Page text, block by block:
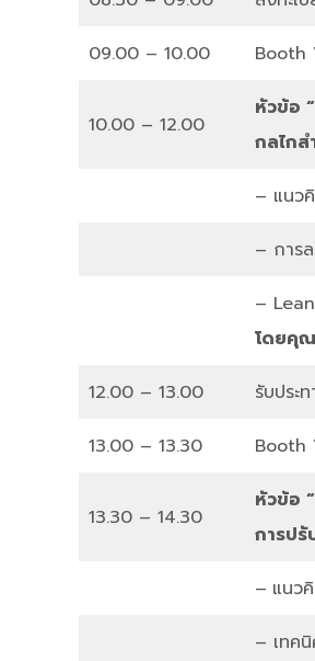
09.00 – 10.00 Booth
10.00 – 12.00
หัวข้อ
กลไก
– แนว
– การ
–
โดยคุ
12.00 – 13.00 รับประ
13.00 – 13.30 Booth
13.30 – 14.30
หัวข้อ “
การป
– แนว
– เทค